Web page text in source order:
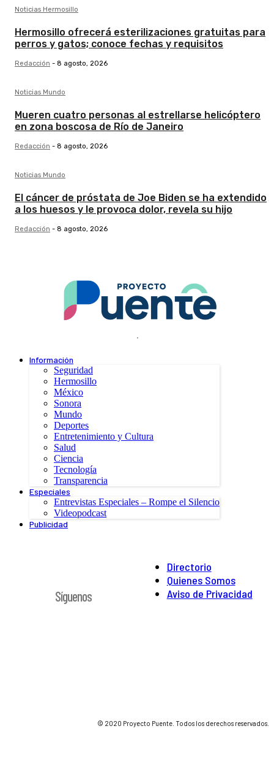
Noticias Hermosillo
Hermosillo ofrecerá esterilizaciones gratuitas para
perros y gatos; conoce fechas y requisitos
Redacción - 8 agosto, 2026
Noticias Mundo
Mueren cuatro personas al estrellarse helicóptero
en zona boscosa de Río de Janeiro
Redacción - 8 agosto, 2026
Noticias Mundo
El cáncer de próstata de Joe Biden se ha extendido
a los huesos y le provoca dolor, revela su hijo
Redacción - 8 agosto, 2026
.
Información
Seguridad
Hermosillo
México
Sonora
Mundo
Deportes
Entretenimiento y Cultura
Salud
Ciencia
Tecnología
Transparencia
Especiales
Entrevistas Especiales – Rompe el Silencio
Videopodcast
Publicidad
Directorio
Quienes Somos
Aviso de Privacidad
Síguenos
© 2020 Proyecto Puente. Todos los derechos reservados.